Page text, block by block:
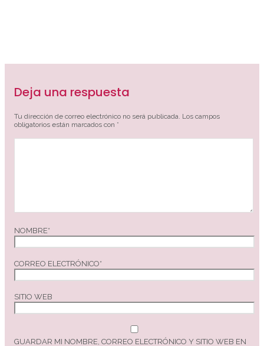
Deja una respuesta
Tu dirección de correo electrónico no será publicada. Los campos
obligatorios están marcados con *
NOMBRE*
CORREO ELECTRÓNICO*
SITIO WEB
GUARDAR MI NOMBRE, CORREO ELECTRÓNICO Y SITIO WEB EN